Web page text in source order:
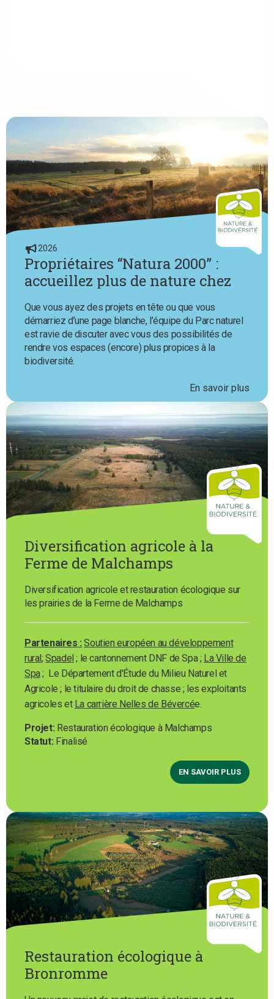
2026
Propriétaires “Natura 2000” :
accueillez plus de nature chez
Que vous ayez des projets en tête ou que vous
démarriez d’une page blanche, l’équipe du Parc naturel
est ravie de discuter avec vous des possibilités de
rendre vos espaces (encore) plus propices à la
biodiversité.
En savoir plus
Diversification agricole à la
Ferme de Malchamps
Diversification agricole et restauration écologique sur
les prairies de la Ferme de Malchamps
Partenaires : Soutien européen au développement
rural;Spadel ; le cantonnement DNF de Spa ; La Ville de
Spa; Le Département d'Étude du Milieu Naturel et
Agricole ; le titulaire du droit de chasse ; les exploitants
agricoles et La carrière Nelles de Bévercée.
Projet Restauration écologique à Malchamps
Statut Finalisé
EN SAVOIR PLUS
Restauration écologique à
Bronromme